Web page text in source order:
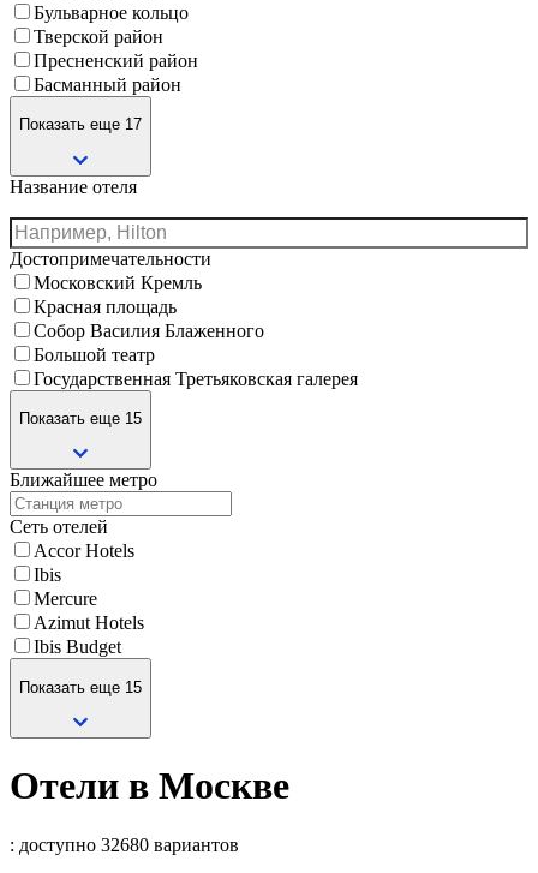
Бульварное кольцо
Тверской район
Пресненский район
Басманный район
Показать еще 17
Название отеля
Достопримечательности
Московский Кремль
Красная площадь
Собор Василия Блаженного
Большой театр
Государственная Третьяковская галерея
Показать еще 15
Ближайшее метро
Сеть отелей
Accor Hotels
Ibis
Mercure
Azimut Hotels
Ibis Budget
Показать еще 15
Отели в Москве
: доступно 32680 вариантов